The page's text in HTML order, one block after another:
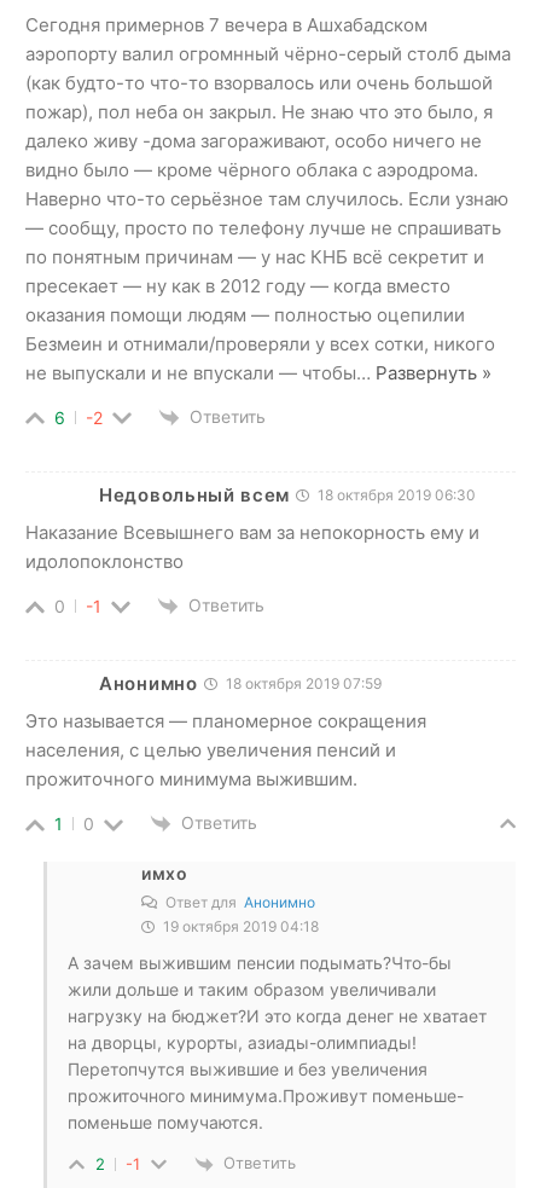
Сегодня примернов 7 вечера в Ашхабадском
аэропорту валил огромнный чёрно-серый столб дыма
(как будто-то что-то взорвалось или очень большой
пожар), пол неба он закрыл. Не знаю что это было, я
далеко живу -дома загораживают, особо ничего не
видно было — кроме чёрного облака с аэродрома.
Наверно что-то серьёзное там случилось. Если узнаю
— сообщу, просто по телефону лучше не спрашивать
по понятным причинам — у нас КНБ всё секретит и
пресекает — ну как в 2012 году — когда вместо
оказания помощи людям — полностью оцепилии
Безмеин и отнимали/проверяли у всех сотки, никого
не выпускали и не впускали — чтобы… Развернуть »
6 -2 Ответить
Недовольный всем 18 октября 2019 06:30
Наказание Всевышнего вам за непокорность ему и
идолопоклонство
0 -1 Ответить
Анонимно 18 октября 2019 07:59
Это называется — планомерное сокращения
населения, с целью увеличения пенсий и
прожиточного минимума выжившим.
1 0 Ответить
имхо
Ответ для Анонимно
19 октября 2019 04:18
А зачем выжившим пенсии подымать?Что-бы
жили дольше и таким образом увеличивали
нагрузку на бюджет?И это когда денег не хватает
на дворцы, курорты, азиады-олимпиады!
Перетопчутся выжившие и без увеличения
прожиточного минимума.Проживут поменьше-
поменьше помучаются.
2 -1 Ответить